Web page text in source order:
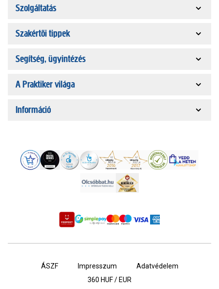
Szolgáltatás
Szakértői tippek
Segítség, ügyintézés
A Praktiker világa
Információ
ÁSZF Impresszum
Adatvédelem
360 HUF / EUR